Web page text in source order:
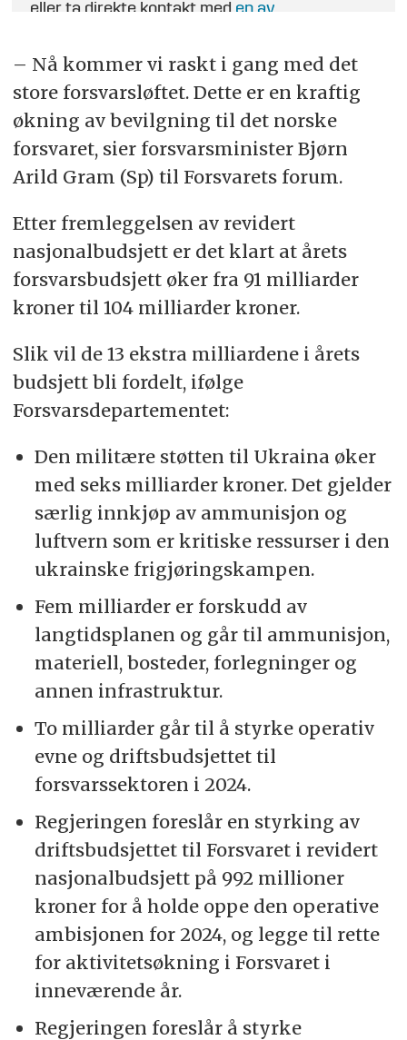
eller ta direkte kontakt med en av
– Nå kommer vi raskt i gang med det
store forsvarsløftet. Dette er en kraftig
økning av bevilgning til det norske
forsvaret, sier forsvarsminister Bjørn
Arild Gram (Sp) til Forsvarets forum.
Etter fremleggelsen av revidert
nasjonalbudsjett er det klart at årets
forsvarsbudsjett øker fra 91 milliarder
kroner til 104 milliarder kroner.
Slik vil de 13 ekstra milliardene i årets
budsjett bli fordelt, ifølge
Forsvarsdepartementet:
Den militære støtten til Ukraina øker
med seks milliarder kroner. Det gjelder
særlig innkjøp av ammunisjon og
luftvern som er kritiske ressurser i den
ukrainske frigjøringskampen.
Fem milliarder er forskudd av
langtidsplanen og går til ammunisjon,
materiell, bosteder, forlegninger og
annen infrastruktur.
To milliarder går til å styrke operativ
evne og driftsbudsjettet til
forsvarssektoren i 2024.
Regjeringen foreslår en styrking av
driftsbudsjettet til Forsvaret i revidert
nasjonalbudsjett på 992 millioner
kroner for å holde oppe den operative
ambisjonen for 2024, og legge til rette
for aktivitetsøkning i Forsvaret i
inneværende år.
Regjeringen foreslår å styrke